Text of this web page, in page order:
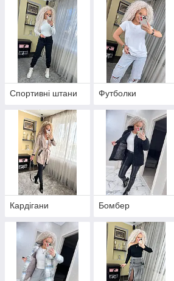
Спортивні штани Футболки
Кардігани Бомбер